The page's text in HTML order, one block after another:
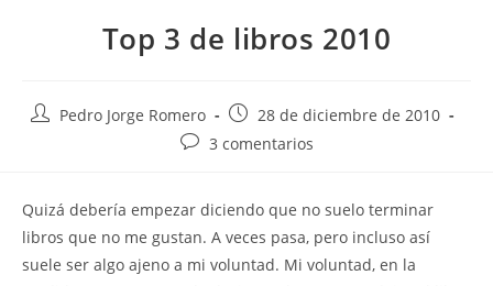
Top 3 de libros 2010
AutorPedro Jorge Romero
Publicación
de
28 de diciembre de 2010
Comentarios
entrada:
3 comentarios
Quizá debería empezar diciendo que no suelo terminar
libros que no me gustan. A veces pasa, pero incluso así
suele ser algo ajeno a mi voluntad. Mi voluntad, en la